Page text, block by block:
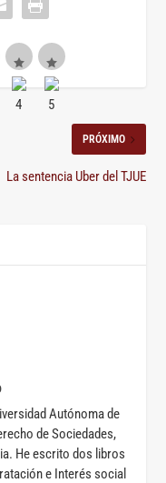
PRÓXIMO
La sentencia Uber del TJUE
Autónoma de
de Sociedades,
He escrito dos libros
e Interés social